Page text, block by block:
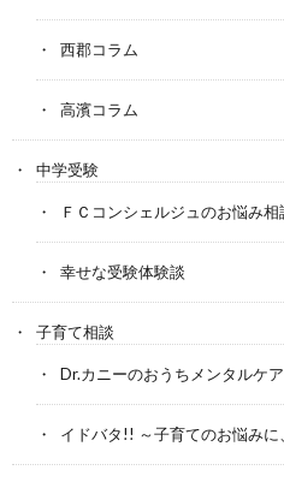
西郡コラム
高濱コラム
中学受験
ＦＣコンシェルジュのお悩み相
幸せな受験体験談
子育て相談
Dr.カニーのおうちメンタルケア
イドバタ!! ～子育てのお悩みに